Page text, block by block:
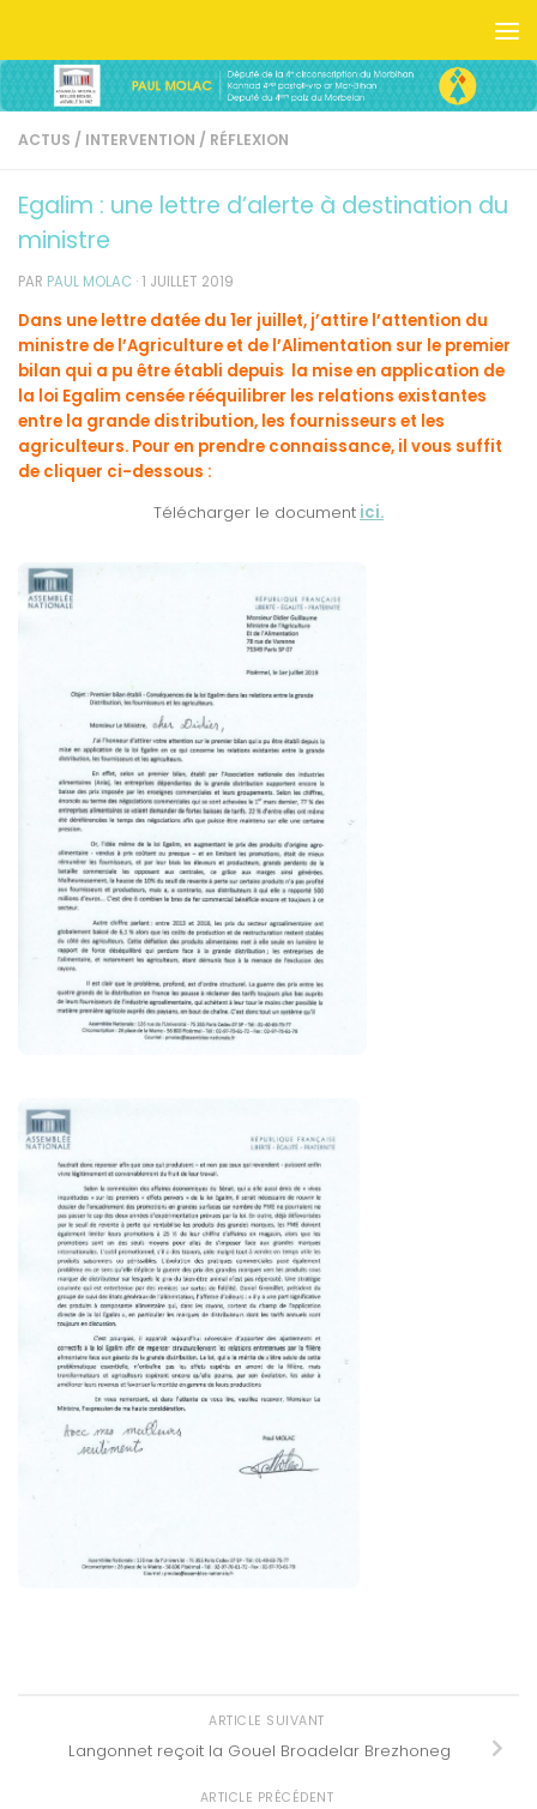
ACTUS / INTERVENTION / RÉFLEXION
Egalim : une lettre d’alerte à destination du
ministre
PAR PAUL MOLAC · 1 JUILLET 2019
Dans une lettre datée du 1er juillet, j’attire l’attention du
ministre de l’Agriculture et de l’Alimentation sur le premier
bilan qui a pu être établi depuis la mise en application de
la loi Egalim censée rééquilibrer les relations existantes
entre la grande distribution, les fournisseurs et les
agriculteurs. Pour en prendre connaissance, il vous suffit
de cliquer ci-dessous :
Télécharger le document ici.
ARTICLE SUIVANT
Langonnet reçoit la Gouel Broadelar Brezhoneg
ARTICLE PRÉCÉDENT